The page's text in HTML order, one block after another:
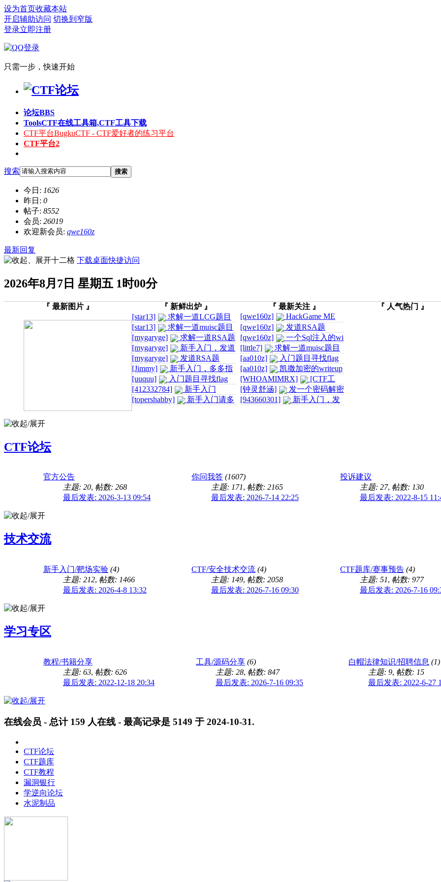
设为首页收藏本站
开启辅助访问 切换到窄版
登录立即注册
只需一步，快速开始
论坛BBS
ToolsCTF在线工具箱,CTF工具下载
CTF平台BugkuCTF - CTF爱好者的练习平台
CTF平台2
搜索 搜索
今日: 1626
昨日: 0
帖子: 8552
会员: 26019
欢迎新会员: qwe160z
最新回复
下载桌面快捷访问
2026年8月7日 星期五 1时00分
『 最新图片 』 『 新鲜出炉 』 『 最新关注 』 『 人气热门 』
求助一个关于缓存溢出
[star13]
求解一道LCG题目
[star13]
求解一道muisc题目
[mygaryge]
求解一道RSA题
[mygaryge]
新手入门，发道
RSA题
[mygaryge]
发道RSA题
[Jimmy]
新手入门，多多指
教
[uuquu]
入门题目寻找flag
[412332784]
新手入门
[topershabby]
新手入门请多
[qwe160z]
HackGame ME
开源的CTF平台源码 ...
[qwe160z]
发道RSA题
[qwe160z]
一个Sql注入的wi
ki写的很好 ...
[little7]
求解一道muisc题目
[aa010z]
入门题目寻找flag
[aa010z]
凯撒加密的writeup
[WHOAMIMRX]
[CTF工
具]Ziperello绿色版_zip压 ...
[钟灵舒涵]
发一个密码解密
真题
[943660301]
新手入门，发
CTF论坛
官方公告
主题: 20, 帖数: 268
最后发表: 2026-3-13 09:54
你问我答 (1607)
主题: 171, 帖数: 2165
最后发表: 2026-7-14 22:25
投诉建议
主题: 27, 帖数: 130
最后发表: 2022-8-15
技术交流
新手入门/靶场实验 (4)
主题: 212, 帖数: 1466
最后发表: 2026-4-8 13:32
CTF/安全技术交流 (4)
主题: 149, 帖数: 2058
最后发表: 2026-7-16 09:30
CTF题库/赛事预告 (4)
主题: 51, 帖数: 977
最后发表: 2026-7-16
学习专区
教程/书籍分享
主题: 63, 帖数: 626
最后发表: 2022-12-18 20:34
工具/源码分享 (6)
主题: 28, 帖数: 847
最后发表: 2026-7-16 09:35
白帽法律知识/招聘信息 (1)
主题: 9, 帖数: 15
最后发表: 2022-6-27
在线会员 - 总计 159 人在线 - 最高记录是 5149 于 2024-10-31.
CTF论坛
CTF题库
CTF教程
漏洞银行
学逆向论坛
水泥制品